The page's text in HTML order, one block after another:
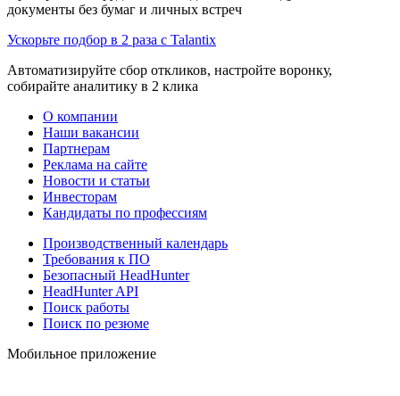
документы без бумаг и личных встреч
Ускорьте подбор в 2 раза с Talantix
Автоматизируйте сбор откликов, настройте воронку,
собирайте аналитику в 2 клика
О компании
Наши вакансии
Партнерам
Реклама на сайте
Новости и статьи
Инвесторам
Кандидаты по профессиям
Производственный календарь
Требования к ПО
Безопасный HeadHunter
HeadHunter API
Поиск работы
Поиск по резюме
Мобильное приложение